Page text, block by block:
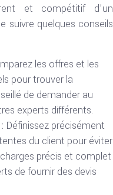
et compétitif d’un
suivre quelques conseils
les offres et les
pour trouver la
de demander au
experts différents.
Définissez précisément
du client pour éviter
précis et complet
de fournir des devis